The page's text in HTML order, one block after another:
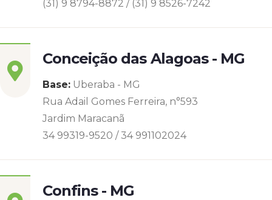
(31) 9 8794-8872 / (31) 9 8526-7242
Conceição das Alagoas - MG
Base: Uberaba - MG
Rua Adail Gomes Ferreira, n°593
Jardim Maracanã
34 99319-9520 / 34 991102024
Confins - MG